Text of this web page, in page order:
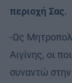
περιοχή Σας.
-Ως
Αιγίνης, οι
συναντώ στην